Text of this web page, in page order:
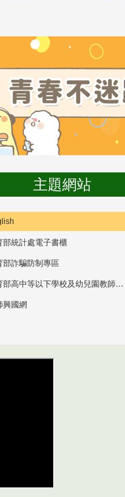
主題網站
部統計處電子書櫃
部詐騙防制專區
教育部高中等以下學校及幼兒園教師資格檢定考試
興國網